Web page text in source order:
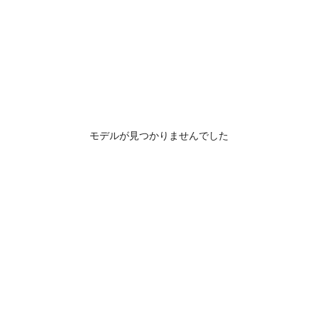
モデルが見つかりませんでした